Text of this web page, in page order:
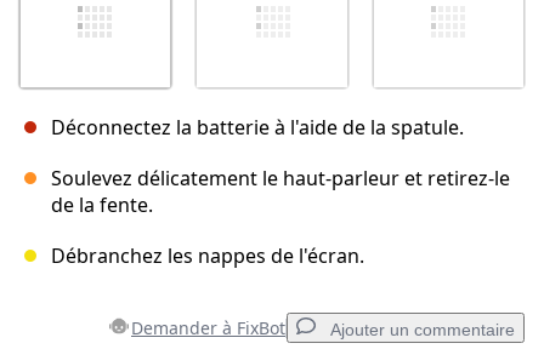
Déconnectez la batterie à l'aide de la spatule.
Soulevez délicatement le haut-parleur et retirez-le
de la fente.
Débranchez les nappes de l'écran.
Demander à FixBot Ajouter un commentaire